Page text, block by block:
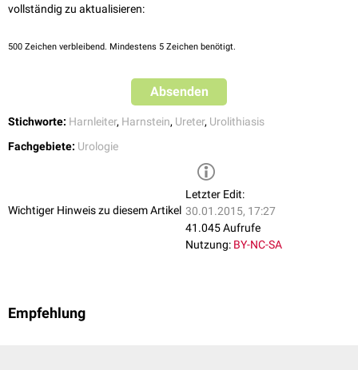
vollständig zu aktualisieren:
500 Zeichen verbleibend. Mindestens 5 Zeichen benötigt.
Absenden
Stichworte: Harnleiter, Harnstein, Ureter, Urolithiasis
Fachgebiete: Urologie
Wichtiger Hinweis zu diesem Artikel
Letzter Edit:
30.01.2015, 17:27
41.045 Aufrufe
Nutzung: BY-NC-SA
Empfehlung